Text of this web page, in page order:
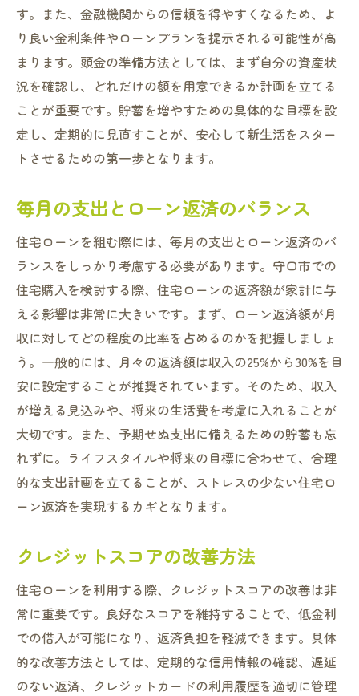
す。また、金融機関からの信頼を得やすくなるため、よ
り良い金利条件やローンプランを提示される可能性が高
まります。頭金の準備方法としては、まず自分の資産状
況を確認し、どれだけの額を用意できるか計画を立てる
ことが重要です。貯蓄を増やすための具体的な目標を設
定し、定期的に見直すことが、安心して新生活をスター
トさせるための第一歩となります。
毎月の支出とローン返済のバランス
住宅ローンを組む際には、毎月の支出とローン返済のバ
ランスをしっかり考慮する必要があります。守口市での
住宅購入を検討する際、住宅ローンの返済額が家計に与
える影響は非常に大きいです。まず、ローン返済額が月
収に対してどの程度の比率を占めるのかを把握しましょ
う。一般的には、月々の返済額は収入の25%から30%を目
安に設定することが推奨されています。そのため、収入
が増える見込みや、将来の生活費を考慮に入れることが
大切です。また、予期せぬ支出に備えるための貯蓄も忘
れずに。ライフスタイルや将来の目標に合わせて、合理
的な支出計画を立てることが、ストレスの少ない住宅ロ
ーン返済を実現するカギとなります。
クレジットスコアの改善方法
住宅ローンを利用する際、クレジットスコアの改善は非
常に重要です。良好なスコアを維持することで、低金利
での借入が可能になり、返済負担を軽減できます。具体
的な改善方法としては、定期的な信用情報の確認、遅延
のない返済、クレジットカードの利用履歴を適切に管理